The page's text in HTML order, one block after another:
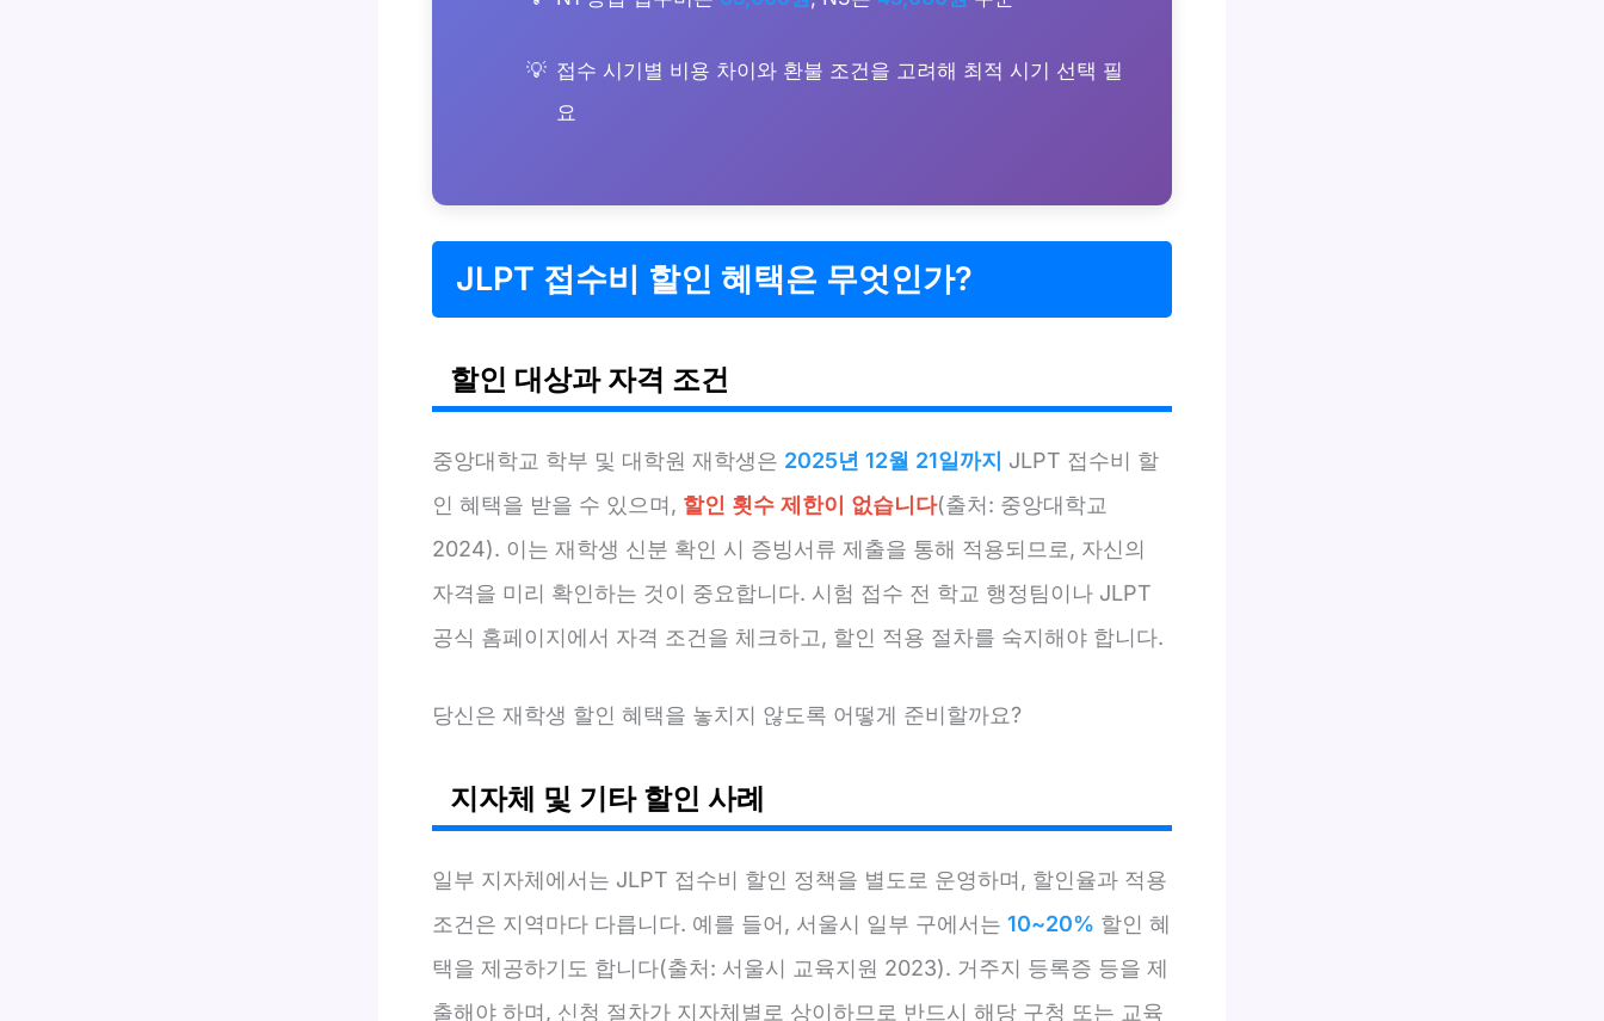
접수 시기별 비용 차이와 환불 조건을 고려해 최적 시기 선택 필
요
JLPT 접수비 할인 혜택은 무엇인가?
할인 대상과 자격 조건
중앙대학교 학부 및 대학원 재학생은 2025년 12월 21일까지 JLPT 접수비 할
인 혜택을 받을 수 있으며, 할인 횟수 제한이 없습니다(출처: 중앙대학교
2024). 이는 재학생 신분 확인 시 증빙서류 제출을 통해 적용되므로, 자신의
자격을 미리 확인하는 것이 중요합니다. 시험 접수 전 학교 행정팀이나 JLPT
공식 홈페이지에서 자격 조건을 체크하고, 할인 적용 절차를 숙지해야 합니다.
당신은 재학생 할인 혜택을 놓치지 않도록 어떻게 준비할까요?
지자체 및 기타 할인 사례
일부 지자체에서는 JLPT 접수비 할인 정책을 별도로 운영하며, 할인율과 적용
조건은 지역마다 다릅니다. 예를 들어, 서울시 일부 구에서는 10~20% 할인 혜
택을 제공하기도 합니다(출처: 서울시 교육지원 2023). 거주지 등록증 등을 제
출해야 하며, 신청 절차가 지자체별로 상이하므로 반드시 해당 구청 또는 교육